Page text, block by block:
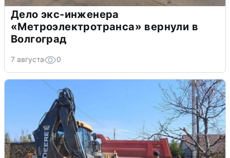
Дело экс-инженера
«Метроэлектротранса» вернули в
Волгоград
7 августа 0